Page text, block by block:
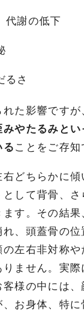
代謝の低下
るさ
れた影響です
みやたるみとい
る ことをご存知
どちらかに傾
して背骨、さ
す。その結果
、頭蓋骨の位
左右非対称や
ません。実際
様の中には、
お身体、特に